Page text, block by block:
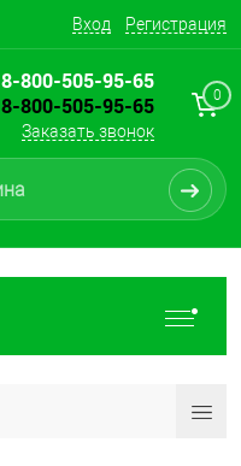
Вход Регистрация
8-800-505-95-65
8-800-505-95-65
Заказать звонок
0